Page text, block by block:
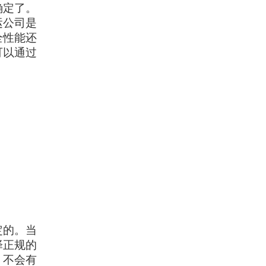
了。
司是
性能还
通过
。当
规的
不会有